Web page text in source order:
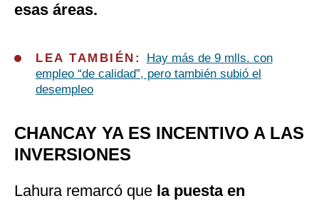
esas áreas.
LEA TAMBIÉN:
Hay más de 9 mlls. con
empleo “de calidad”, pero también subió el
desempleo
CHANCAY YA ES INCENTIVO A LAS
INVERSIONES
Lahura remarcó que la puesta en